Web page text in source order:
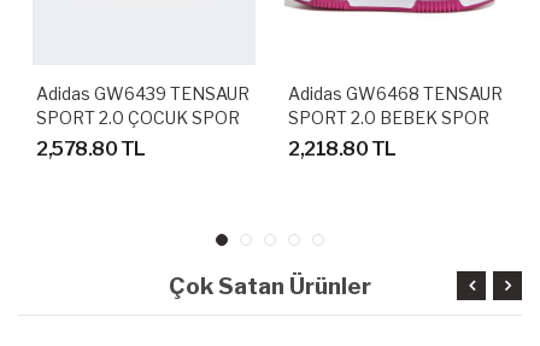
Adidas GW6439 TENSAUR
SPORT 2.0 ÇOCUK SPOR
AYAKKABI
2,578.80 TL
Adidas GW6468 TENSAUR
SPORT 2.0 BEBEK SPOR
AYAKKABI
2,218.80 TL
Çok Satan Ürünler